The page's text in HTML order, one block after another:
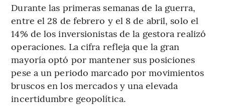
Durante las primeras semanas de la guerra,
entre el 28 de febrero y el 8 de abril, solo el
14% de los inversionistas de la gestora realizó
operaciones. La cifra refleja que la gran
mayoría optó por mantener sus posiciones
pese a un periodo marcado por movimientos
bruscos en los mercados y una elevada
incertidumbre geopolítica.